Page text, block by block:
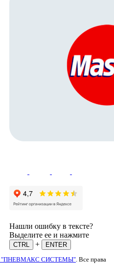
Нашли ошибку в тексте?
Выделите ее и нажмите
CTRL +
ENTER
"ПНЕВМАКС СИСТЕМЫ" . Все права